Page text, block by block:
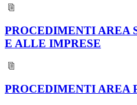
PROCEDIMENTI AREA
E ALLE IMPRESE
PROCEDIMENTI AREA